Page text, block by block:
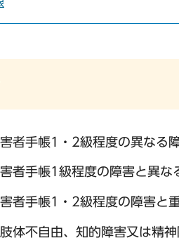
者手帳1・2級程度の異なる
者手帳1級程度の障害と異
者手帳1・2級程度の障害と
体不自由、知的障害又は精